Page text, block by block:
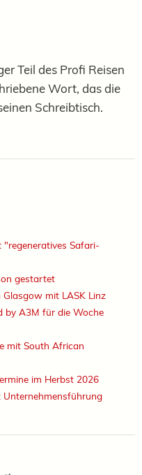
Teil des Profi Reisen
Wort, das die
Schreibtisch.
Safari-
gestartet
mit LASK Linz
by A3M für die Woche
mit South African
im Herbst 2026